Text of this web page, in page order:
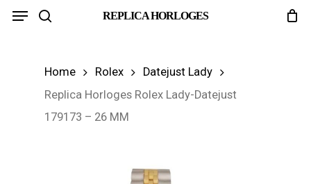
Skip
REPLICA HORLOGES
Menu
Home Rolex
Datejust Lady
Replica Horloges Rolex Lady-Datejust
179173 – 26 MM